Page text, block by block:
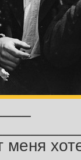
меня